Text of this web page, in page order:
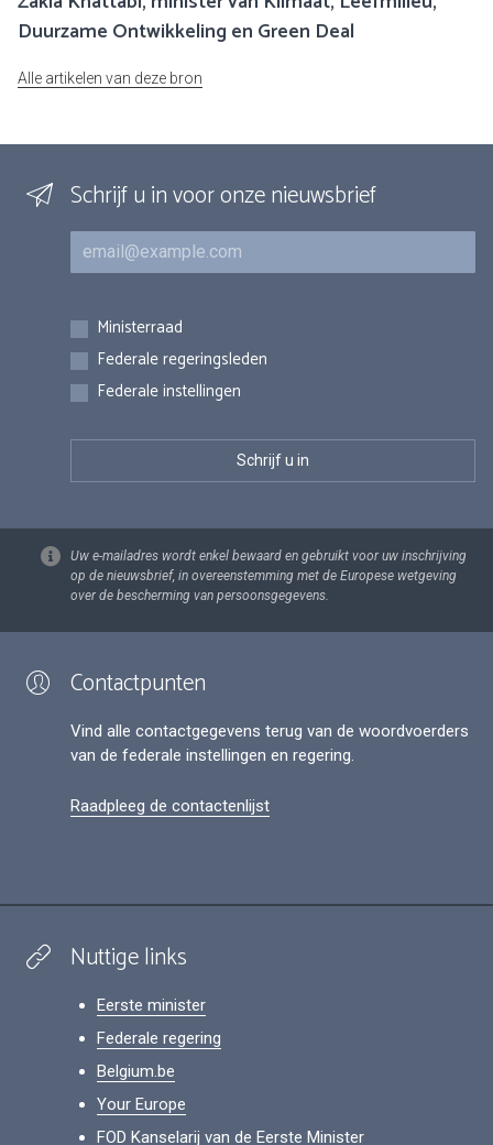
Duurzame Ontwikkeling en Green Deal
Alle artikelen van deze bron
Schrijf u in voor onze nieuwsbrief
E-mail
Inschrijvingen
Ministerraad
Federale regeringsleden
Federale instellingen
Uw e-mailadres wordt enkel bewaard en gebruikt voor uw inschrijving
op de nieuwsbrief, in overeenstemming met de Europese wetgeving
over de bescherming van persoonsgegevens.
Contactpunten
Vind alle contactgegevens terug van de woordvoerders
van de federale instellingen en regering.
Raadpleeg de contactenlijst
Nuttige links
Eerste minister
Federale regering
Belgium.be
Your Europe
FOD Kanselarij van de Eerste Minister